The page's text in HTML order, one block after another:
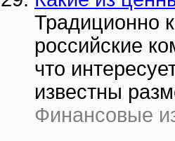
Традиционно
российские
что
известны
Финансовые